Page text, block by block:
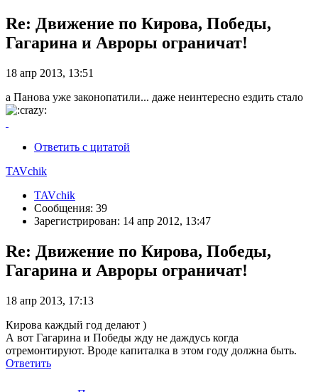
Re: Движение по Кирова, Победы,
Гагарина и Авроры ограничат!
18 апр 2013, 13:51
а Панова уже законопатили... даже неинтересно ездить стало
Ответить с цитатой
TAVchik
TAVchik
Сообщения: 39
Зарегистрирован: 14 апр 2012, 13:47
Re: Движение по Кирова, Победы,
Гагарина и Авроры ограничат!
18 апр 2013, 17:13
Кирова каждый год делают )
А вот Гагарина и Победы жду не даждусь когда
отремонтируют. Вроде капиталка в этом году должна быть.
Ответить